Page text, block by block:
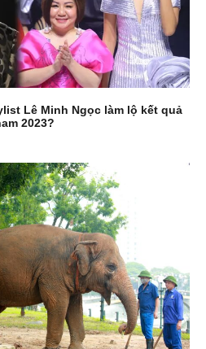
Lê Minh Ngọc làm lộ kết quả
2023?